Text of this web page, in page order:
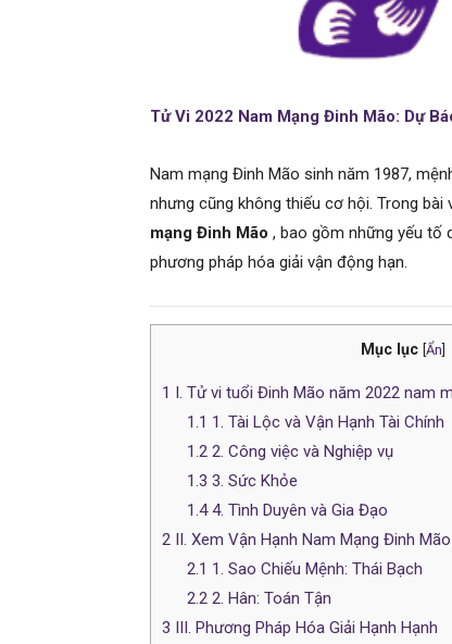
Tử Vi 2022 Nam Mạng Đinh Mão: Dự
Nam mạng Đinh Mão sinh năm 1987,
nhưng cũng không thiếu cơ hội. Trong
mạng Đinh Mão , bao gồm những yếu tố
phương pháp hóa giải vận động hạn.
Mục lục Ẩn
1 I. Tử vi tuổi Đinh Mão năm 2022 nam
1.1 1. Tài Lộc và Vận Hạnh Tài Chính
1.22. Công việc và Nghiệp vụ
1.3 3. Sức Khỏe
1.44. Tình Duyên và Gia Đạo
2 II. Xem Vận Hạnh Nam Mạng Đinh
2.1 1. Sao Chiếu Mệnh: Thái Bạch
2.22. Hân: Toán Tận
3 III. Phương Pháp Hóa Giải Hạnh Hạnh